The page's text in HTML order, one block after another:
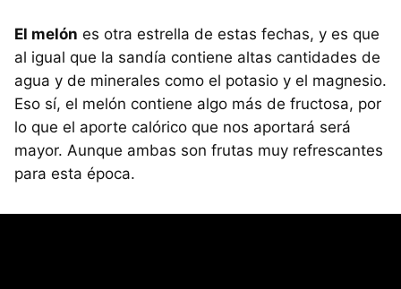
El melón es otra estrella de estas fechas, y es que
al igual que la sandía contiene altas cantidades de
agua y de minerales como el potasio y el magnesio.
Eso sí, el melón contiene algo más de fructosa, por
lo que el aporte calórico que nos aportará será
mayor. Aunque ambas son frutas muy refrescantes
para esta época.